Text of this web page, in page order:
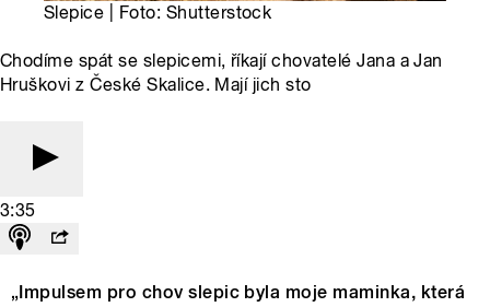
Slepice | Foto: Shutterstock
Chodíme spát se slepicemi, říkají chovatelé Jana a Jan
Hruškovi z České Skalice. Mají jich sto
3:35
„Impulsem pro chov slepic byla moje maminka, která